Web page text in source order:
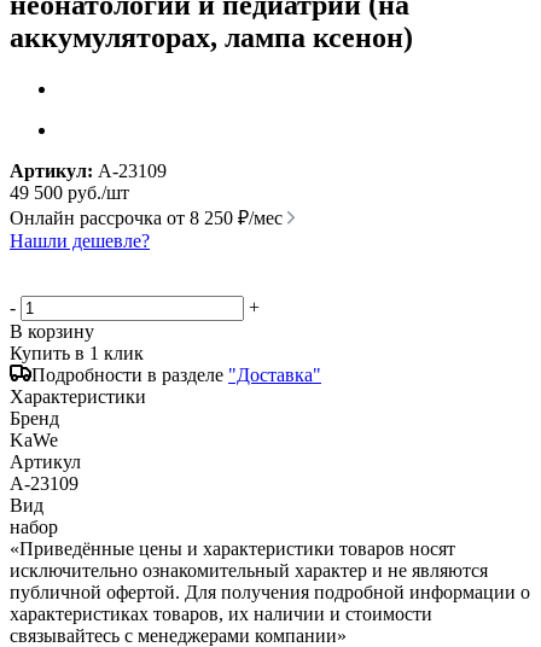
аккумуляторах, лампа ксенон)
Артикул: A-23109
49 500 руб./шт
Онлайн рассрочка от 8 250 ₽/мес
Нашли дешевле?
-
+
В корзину
Купить в 1 клик
Подробности в разделе "Доставка"
Характеристики
Бренд
KaWe
Артикул
A-23109
Вид
набор
«Приведённые цены и характеристики товаров носят
исключительно ознакомительный характер и не являются
публичной офертой. Для получения подробной информации о
характеристиках товаров, их наличии и стоимости
связывайтесь с менеджерами компании»